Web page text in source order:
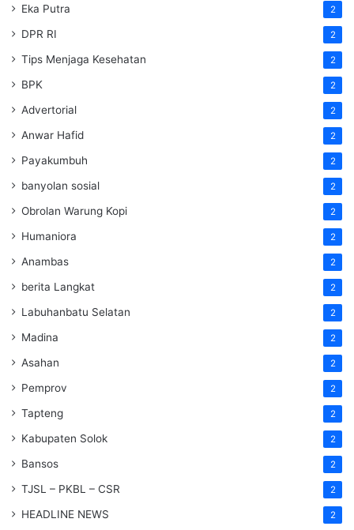
Eka Putra 2
DPR RI 2
Tips Menjaga Kesehatan 2
BPK 2
Advertorial 2
Anwar Hafid 2
Payakumbuh 2
banyolan sosial 2
Obrolan Warung Kopi 2
Humaniora 2
Anambas 2
berita Langkat 2
Labuhanbatu Selatan 2
Madina 2
Asahan 2
Pemprov 2
Tapteng 2
Kabupaten Solok 2
Bansos 2
TJSL – PKBL – CSR 2
HEADLINE NEWS 2